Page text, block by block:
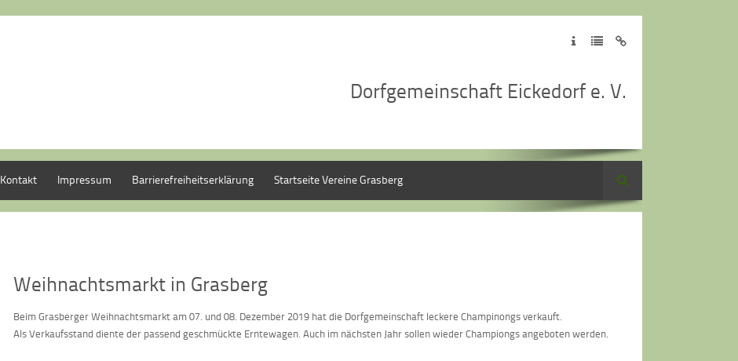
Dorfgemeinschaft Eickedorf e. V.
Kontakt Impressum Barrierefreiheitserklärung Startseite Vereine Grasberg Suche
Weihnachtsmarkt in Grasberg
Beim Grasberger Weihnachtsmarkt am 07. und 08. Dezember 2019 hat die Dorfgemeinschaft leckere Champinongs verkauft.
Als Verkaufsstand diente der passend geschmückte Erntewagen. Auch im nächsten Jahr sollen wieder Championgs angeboten werden.